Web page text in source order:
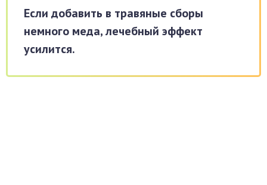
Если добавить в травяные сборы
немного меда, лечебный эффект
усилится.